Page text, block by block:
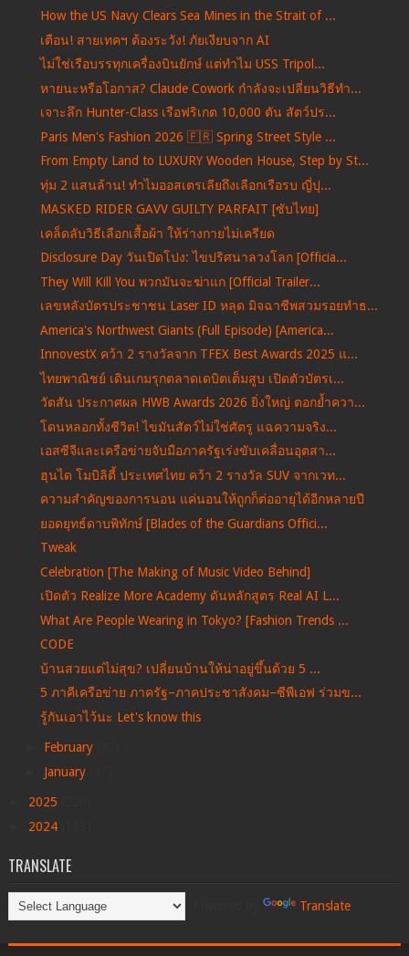
How the US Navy Clears Sea Mines in the Strait of ...
เตือน! สายเทคฯ ต้องระวัง! ภัยเงียบจาก AI
ไม่ใช่เรือบรรทุกเครื่องบินยักษ์ แต่ทำไม USS Tripol...
หายนะหรือโอกาส? Claude Cowork กำลังจะเปลี่ยนวิธีทำ...
เจาะลึก Hunter-Class เรือฟริเกต 10,000 ตัน สัตว์ปร...
Paris Men's Fashion 2026 🇫🇷 Spring Street Style ...
From Empty Land to LUXURY Wooden House, Step by St...
ทุ่ม 2 แสนล้าน! ทำไมออสเตรเลียถึงเลือกเรือรบ ญี่ปุ...
MASKED RIDER GAVV GUILTY PARFAIT [ซับไทย]
เคล็ดลับวิธีเลือกเสื้อผ้า ให้ร่างกายไม่เครียด
Disclosure Day วันเปิดโปง: ไขปริศนาลวงโลก [Officia...
They Will Kill You พวกมันจะฆ่าแก [Official Trailer...
เลขหลังบัตรประชาชน Laser ID หลุด มิจฉาชีพสวมรอยทำธ...
America's Northwest Giants (Full Episode) [America...
InnovestX คว้า 2 รางวัลจาก TFEX Best Awards 2025 แ...
ไทยพาณิชย์ เดินเกมรุกตลาดเดบิตเต็มสูบ เปิดตัวบัตรเ...
วัตสัน ประกาศผล HWB Awards 2026 ยิ่งใหญ่ ตอกย้ำควา...
โดนหลอกทั้งชีวิต! ไขมันสัตว์ไม่ใช่ศัตรู แฉความจริง...
เอสซีจีและเครือข่ายจับมือภาครัฐเร่งขับเคลื่อนอุตสา...
ฮุนได โมบิลิตี้ ประเทศไทย คว้า 2 รางวัล SUV จากเวท...
ความสำคัญของการนอน แค่นอนให้ถูกก็ต่ออายุได้อีกหลายปี
ยอดยุทธ์ดาบพิทักษ์ [Blades of the Guardians Offici...
Tweak
Celebration [The Making of Music Video Behind]
เปิดตัว Realize More Academy ดันหลักสูตร Real AI L...
What Are People Wearing in Tokyo? [Fashion Trends ...
CODE
บ้านสวยแต่ไม่สุข? เปลี่ยนบ้านให้น่าอยู่ขึ้นด้วย 5 ...
5 ภาคีเครือข่าย ภาครัฐ–ภาคประชาสังคม–ซีพีเอฟ ร่วมข...
รู้กันเอาไว้นะ Let's know this
February
January
2025
2024
TRANSLATE
Translate